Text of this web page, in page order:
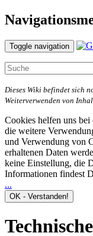
Toggle navigation
Dieses Wiki befindet sich
Weiterverwenden von
Cookies helfen uns
die weitere
und Verwendung von
erhaltenen Daten
keine Einstellung, die
Informationen findest
...
Technische